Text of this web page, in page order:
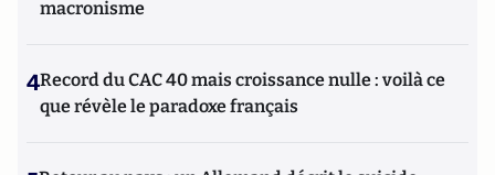
macronisme
4Record du CAC 40 mais croissance nulle : voilà ce
que révèle le paradoxe français